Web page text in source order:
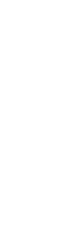
на кнопку